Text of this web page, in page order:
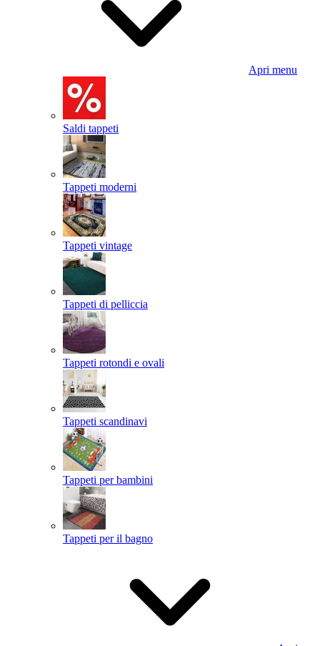
Apri menu
Saldi tappeti
Tappeti moderni
Tappeti vintage
Tappeti di pelliccia
Tappeti rotondi e ovali
Tappeti scandinavi
Tappeti per bambini
Tappeti per il bagno